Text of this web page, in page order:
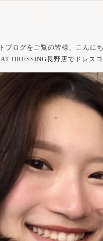
ブログをご覧の皆様、こんにち
DRESSING長野店でドレス